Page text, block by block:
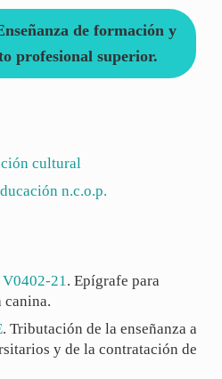
de formación y
profesional superior.
cultural
n.c.o.p.
V0402-21 . Epígrafe para
canina.
. Tributación de la enseñanza a
y de la contratación de